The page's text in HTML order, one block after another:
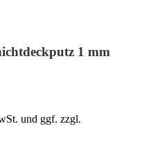
1 mm
und ggf. zzgl.